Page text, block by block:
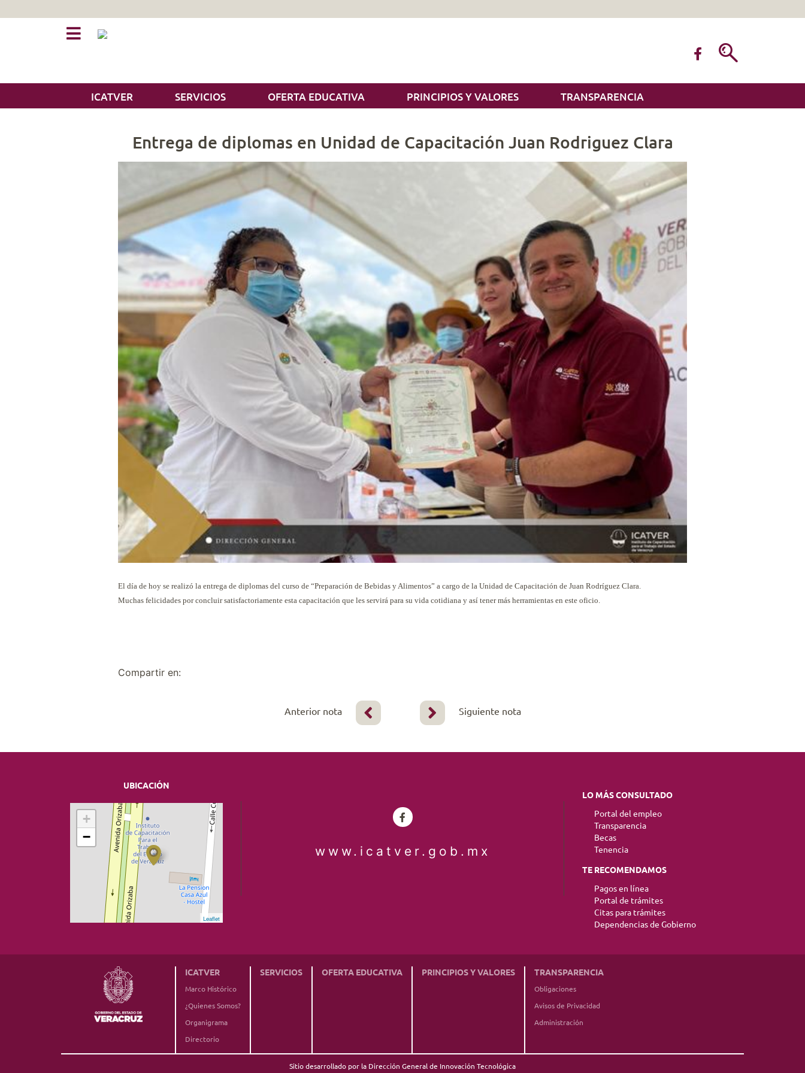
ICATVER SERVICIOS OFERTA EDUCATIVA PRINCIPIOS Y VALORES TRANSPARENCIA
Entrega de diplomas en Unidad de Capacitación Juan Rodriguez Clara
El día de hoy se realizó la entrega de diplomas del curso de “Preparación de Bebidas y Alimentos” a cargo de la Unidad de Capacitación de Juan Rodríguez Clara.
Muchas felicidades por concluir satisfactoriamente esta capacitación que les servirá para su vida cotidiana y así tener más herramientas en este oficio.
Compartir en:
Anterior nota Siguiente nota
UBICACIÓN
+
−
Leaflet
www.icatver.gob.mx
LO MÁS CONSULTADO
Portal del empleo
Transparencia
Becas
Tenencia
TE RECOMENDAMOS
Pagos en línea
Portal de trámites
Citas para trámites
Dependencias de Gobierno
ICATVER
Marco Histórico
¿Quienes Somos?
Organigrama
Directorio
SERVICIOS OFERTA EDUCATIVA PRINCIPIOS Y VALORES TRANSPARENCIA
Obligaciones
Avisos de Privacidad
Administración
Sitio desarrollado por la Dirección General de Innovación Tecnológica